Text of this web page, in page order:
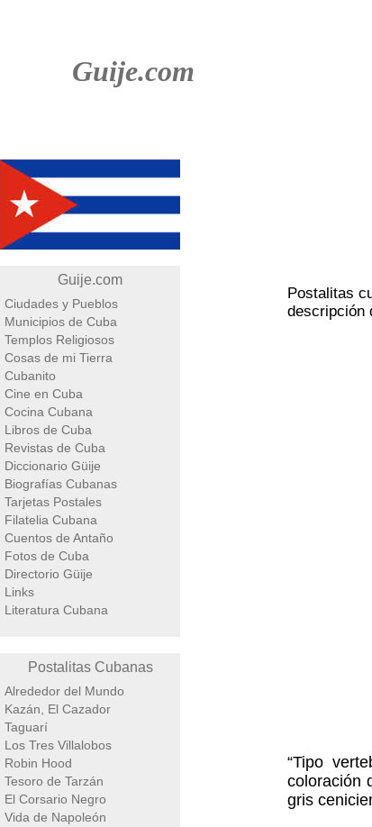
Guije.com
Guije.com
Ciudades y Pueblos
Municipios de Cuba
Templos Religiosos
Cosas de mi Tierra
Cubanito
Cine en Cuba
Cocina Cubana
Libros de Cuba
Revistas de Cuba
Diccionario Güije
Biografías Cubanas
Tarjetas Postales
Filatelia Cubana
Cuentos de Antaño
Fotos de Cuba
Directorio Güije
Links
Literatura Cubana
Postalitas Cubanas
Alrededor del Mundo
Kazán, El Cazador
Taguarí
Los Tres Villalobos
Robin Hood
Tesoro de Tarzán
El Corsario Negro
Vida de Napoleón
Postalitas
descripción
“Tipo
coloración
gris